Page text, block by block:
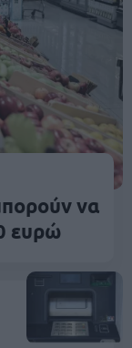
να
ευρώ